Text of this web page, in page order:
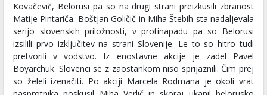
Kovačevič, Belorusi pa so na drugi strani preizkusili zbranost
Matije Pintariča. Boštjan Goličič in Miha Štebih sta nadaljevala
serijo slovenskih priložnosti, v protinapadu pa so Belorusi
izsilili prvo izključitev na strani Slovenije. Le to so hitro tudi
pretvorili v vodstvo. Iz enostavne akcije je zadel Pavel
Boyarchuk. Slovenci se z zaostankom niso sprijaznili. Čim prej
so želeli izenačiti. Po akciji Marcela Rodmana je okoli vrat